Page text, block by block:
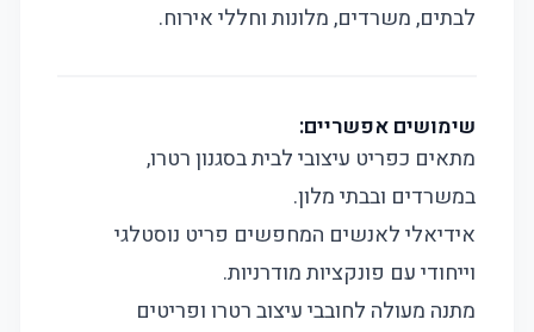
לבתים, משרדים, מלונות וחללי אירוח.
שימושים אפשריים:
מתאים כפריט עיצובי לבית בסגנון רטרו,
במשרדים ובבתי מלון.
אידיאלי לאנשים המחפשים פריט נוסטלגי
וייחודי עם פונקציות מודרניות.
מתנה מעולה לחובבי עיצוב רטרו ופריטים